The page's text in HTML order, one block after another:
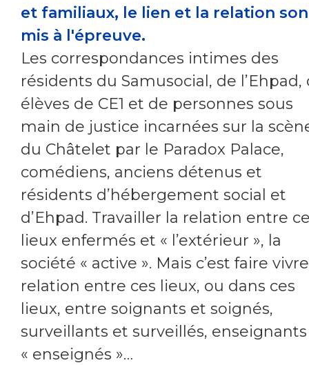
et familiaux, le lien et la relation
mis à l'épreuve.
Les correspondances intimes des
résidents du Samusocial, de l’Ehpad,
élèves de CE1 et de personnes sous
main de justice incarnées sur la
du Châtelet par le Paradox Palace,
comédiens, anciens détenus et
résidents d’hébergement social et
d’Ehpad. Travailler la relation entre
lieux enfermés et « l’extérieur », la
société « active ». Mais c’est faire
relation entre ces lieux, ou dans ces
lieux, entre soignants et soignés,
surveillants et surveillés,
« enseignés »…